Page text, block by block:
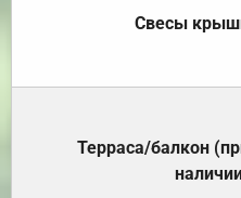
Свесы
Терраса/балкон